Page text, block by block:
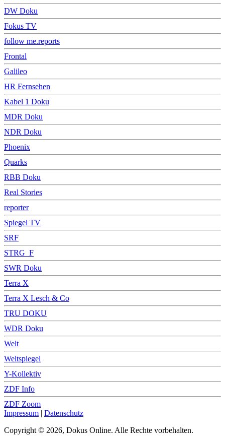
DW Doku
Fokus TV
follow me.reports
Frontal
Galileo
HR Fernsehen
Kabel 1 Doku
MDR Doku
NDR Doku
Phoenix
Quarks
RBB Doku
Real Stories
reporter
Spiegel TV
SRF
STRG_F
SWR Doku
Terra X
Terra X Lesch & Co
TRU DOKU
WDR Doku
Welt
Weltspiegel
Y-Kollektiv
ZDF Info
ZDF Zoom
Impressum | Datenschutz
Copyright © 2026, Dokus Online. Alle Rechte vorbehalten.